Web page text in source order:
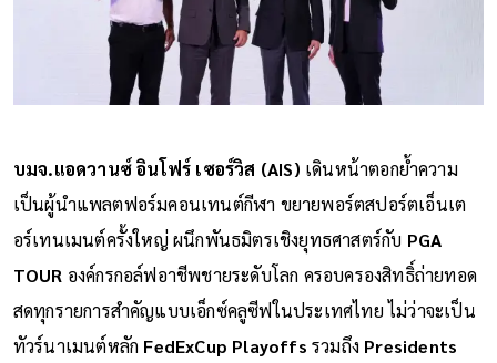
บมจ.แอดวานซ์ อินโฟร์ เซอร์วิส (AIS) เดินหน้าตอกย้ำความ
เป็นผู้นำแพลตฟอร์มคอนเทนต์กีฬา ขยายพอร์ตสปอร์ตเอ็นเต
อร์เทนเมนต์ครั้งใหญ่ ผนึกพันธมิตรเชิงยุทธศาสตร์กับ PGA
TOUR องค์กรกอล์ฟอาชีพชายระดับโลก ครอบครองสิทธิ์ถ่ายทอด
สดทุกรายการสำคัญแบบเอ็กซ์คลูซีฟในประเทศไทย ไม่ว่าจะเป็น
ทัวร์นาเมนต์หลัก FedExCup Playoffsรวมถึง Presidents